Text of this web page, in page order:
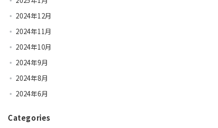
2024年12月
2024年11月
2024年10月
2024年9月
2024年8月
2024年6月
Categories